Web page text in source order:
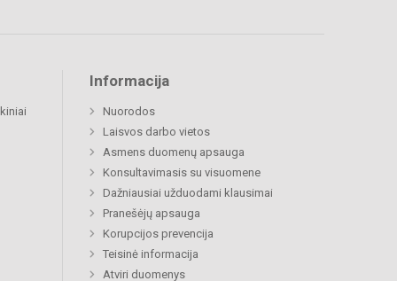
Informacija
Nuorodos
Laisvos darbo vietos
Asmens duomenų apsauga
Konsultavimasis su visuomene
Dažniausiai užduodami klausimai
Pranešėjų apsauga
Korupcijos prevencija
Teisinė informacija
Atviri duomenys